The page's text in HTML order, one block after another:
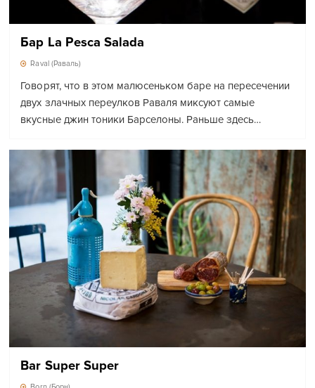
Бар La Pesca Salada
Raval (Раваль)
Говорят, что в этом малюсеньком баре на пересечении
двух злачных переулков Раваля миксуют самые
вкусные джин тоники Барселоны. Раньше здесь…
Bar Super Super